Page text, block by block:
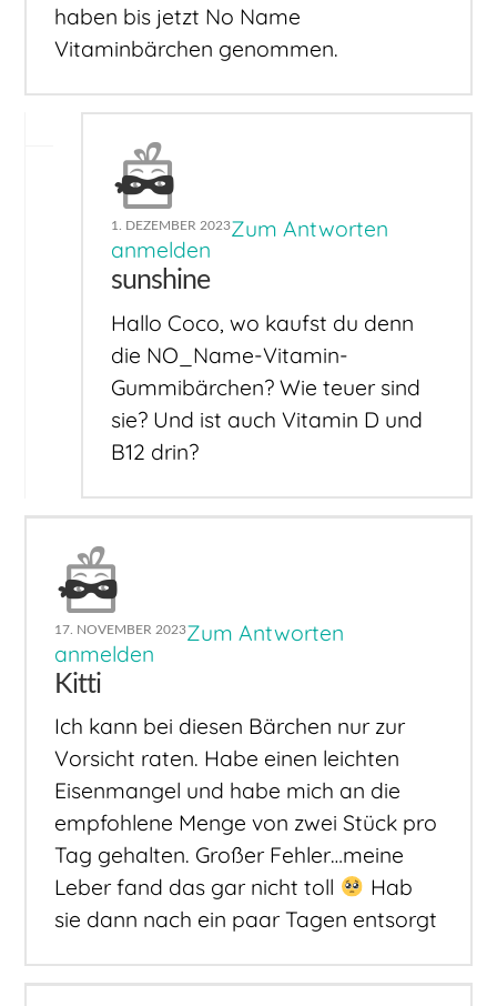
haben bis jetzt No Name
Vitaminbärchen genommen.
1. DEZEMBER 2023Zum Antworten
anmelden
sunshine
Hallo Coco, wo kaufst du denn
die NO_Name-Vitamin-
Gummibärchen? Wie teuer sind
sie? Und ist auch Vitamin D und
B12 drin?
17. NOVEMBER 2023Zum Antworten
anmelden
Kitti
Ich kann bei diesen Bärchen nur zur
Vorsicht raten. Habe einen leichten
Eisenmangel und habe mich an die
empfohlene Menge von zwei Stück pro
Tag gehalten. Großer Fehler…meine
Leber fand das gar nicht toll
Hab
sie dann nach ein paar Tagen entsorgt